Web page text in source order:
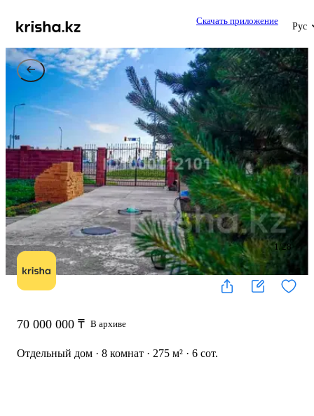
Скачать приложение
Рус
1/28
70 000 000 ₸ В архиве
Отдельный дом · 8 комнат · 275 м² · 6 сот.